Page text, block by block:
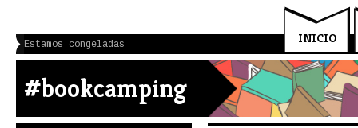
INICIO
Estamos congeladas
#bookcamping